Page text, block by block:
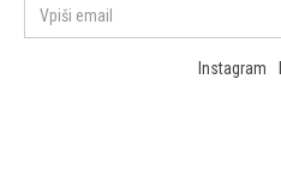
Instagram